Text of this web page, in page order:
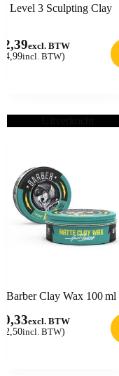
Level 3 Sculpting Clay
12,39excl. BTW
14,99incl. BTW)
Barber Clay Wax 100 ml
10,33excl. BTW
12,50incl. BTW)